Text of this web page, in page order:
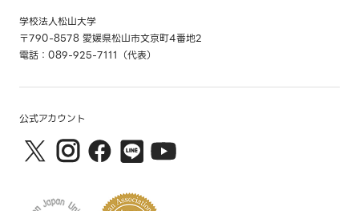
学校法人松山大学
〒790-8578 愛媛県松山市文京町4番地2
電話：089-925-7111（代表）
公式アカウント